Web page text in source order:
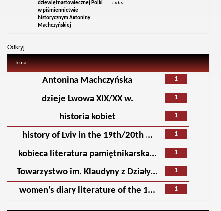
dziewiętnastowiecznej Polki
w piśmiennictwie
historycznym Antoniny
Machczyńskiej
Lidia
Odkryj
Temat
1
Antonina Machczyńska
1
dzieje Lwowa XIX/XX w.
1
historia kobiet
1
history of Lviv in the 19th/20th ...
1
kobieca literatura pamiętnikarska...
1
Towarzystwo im. Klaudyny z Działy...
1
women’s diary literature of the 1...